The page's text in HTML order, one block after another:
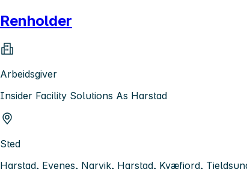
Renholder
Arbeidsgiver
Insider Facility Solutions As Harstad
Sted
Harstad, Evenes, Narvik, Harstad, Kvæfjord,